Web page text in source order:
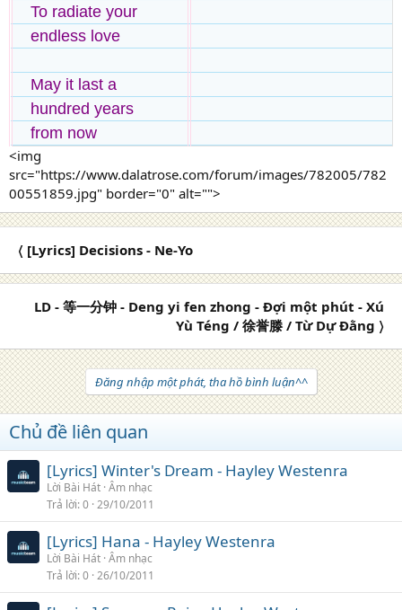
To radiate your
endless love
May it last a
hundred years
from now
<img
src="https://www.dalatrose.com/forum/images/782005/782
00551859.jpg" border="0" alt="">
〈 [Lyrics] Decisions - Ne-Yo
LD - 等一分钟 - Deng yi fen zhong - Đợi một phút - Xú
Yù Téng / 徐誉滕 / Từ Dự Đằng 〉
Đăng nhập một phát, tha hồ bình luận^^
Chủ đề liên quan
[Lyrics] Winter's Dream - Hayley Westenra
Lời Bài Hát Âm nhạc
Trả lời 0 29/10/2011
[Lyrics] Hana - Hayley Westenra
Lời Bài Hát Âm nhạc
Trả lời 0 26/10/2011